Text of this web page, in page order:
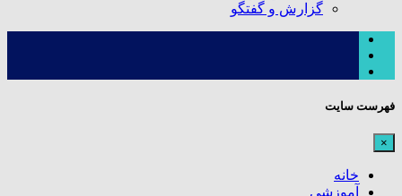
گزارش و گفتگو
فهرست سایت
×
خانه
آموزشی